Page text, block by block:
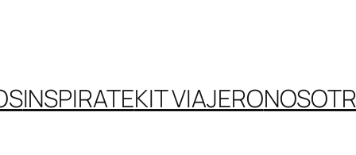
INSPIRATEKIT VIAJERO